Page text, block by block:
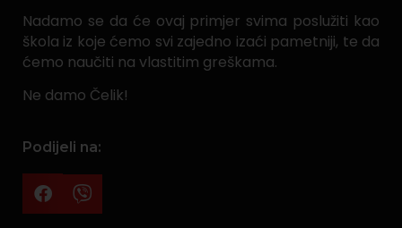
Nadamo se da će ovaj primjer svima poslužiti kao
škola iz koje ćemo svi zajedno izaći pametniji, te da
ćemo naučiti na vlastitim greškama.
Ne damo Čelik!
Podijeli na: